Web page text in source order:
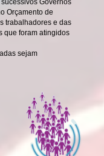
Governos
Orçamento de
trabalhadores e das
que foram atingidos
sejam